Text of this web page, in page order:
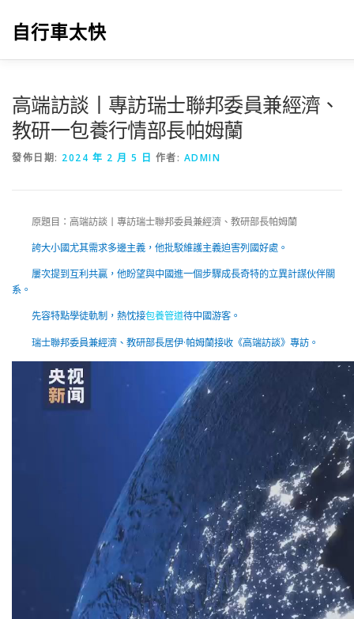
自行車太快
高端訪談丨專訪瑞士聯邦委員兼經濟、
教研一包養行情部長帕姆蘭
發佈日期: 2024 年 2 月 5 日 作者: ADMIN
原題目：高端訪談丨專訪瑞士聯邦委員兼經濟、教研部長帕姆蘭
誇大小國尤其需求多邊主義，他批駁維護主義迫害列國好處。
屢次提到互利共贏，他盼望與中國進一個步驟成長奇特的立異計謀伙伴關
系。
先容特點學徒軌制，熱忱接包養管道待中國游客。
瑞士聯邦委員兼經濟、教研部長居伊·帕姆蘭接收《高端訪談》專訪。